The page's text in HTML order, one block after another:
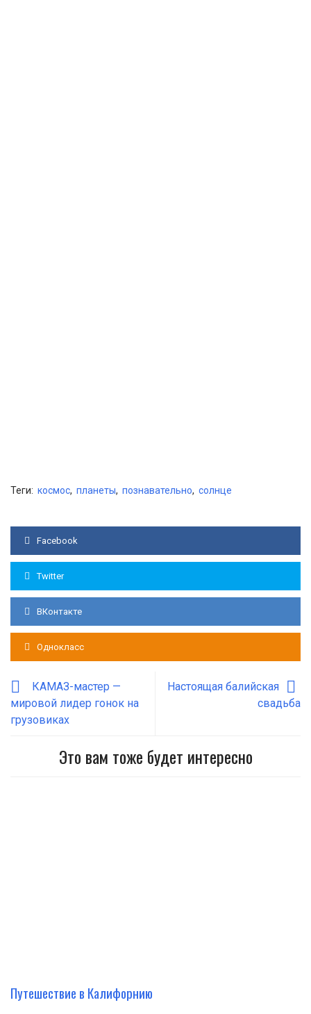
Теги: космос, планеты, познавательно, солнце
Facebook
Twitter
ВКонтакте
Однокласс
КАМАЗ-мастер —
мировой лидер гонок на
грузовиках
Настоящая балийская
свадьба
Это вам тоже будет интересно
Путешествие в Калифорнию